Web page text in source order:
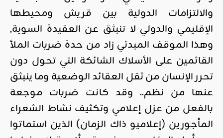
والالتزامات الدولية بين قريش ومحيطها
الإقليمي والدولي لا تنبثق عن العقيدة السوية,
وهذا الموقف المبدئي زاد من حدة ضربات الملأ
القائمين على الأسلاك الشائكة التي تحول دون
تحرر الإنسان من ثقل العقائد الوضعية وما ينبثق
عنها من نظم.. وقد كانت ضربات موجعة
بالفعل من عزل إعلامي وتكثيف نشاط الشعراء
المأجورين (إعلاميو ذاك الزمان) الذين استماتوا